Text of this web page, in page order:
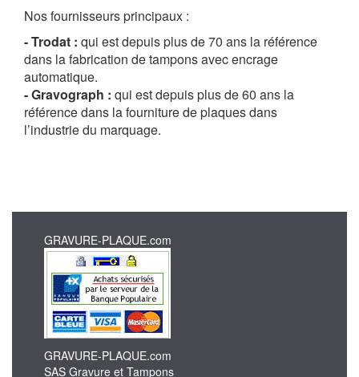
Nos fournisseurs principaux :
- Trodat : qui est depuis plus de 70 ans la référence
dans la fabrication de tampons avec encrage
automatique.
- Gravograph : qui est depuis plus de 60 ans la
référence dans la fourniture de plaques dans
l’industrie du marquage.
GRAVURE-PLAQUE.com
GRAVURE-PLAQUE.com
SAS Gravure et Tampons